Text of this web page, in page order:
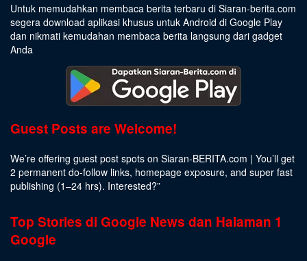
Untuk memudahkan membaca berita terbaru di Siaran-berita.com
segera download aplikasi khusus untuk Android di Google Play
dan nikmati kemudahan membaca berita langsung dari gadget
Anda
Guest Posts are Welcome!
We’re offering guest post spots on Siaran-BERITA.com | You’ll get
2 permanent do-follow links, homepage exposure, and super fast
publishing (1–24 hrs). Interested?”
Top Stories di Google News dan Halaman 1
Google